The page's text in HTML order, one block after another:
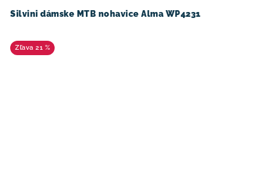
Silvini dámske MTB nohavice Alma WP4231
21 %